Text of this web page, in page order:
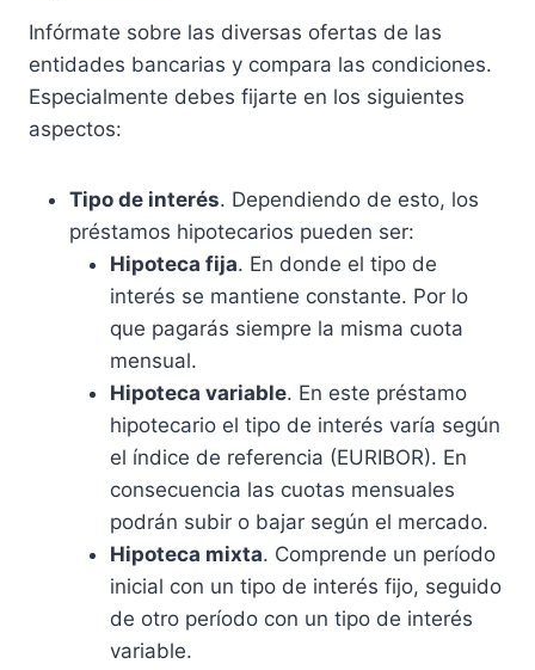
Infórmate sobre las diversas ofertas de las
entidades bancarias y compara las condiciones.
Especialmente debes fijarte en los siguientes
aspectos:
Tipo de interés. Dependiendo de esto, los
préstamos hipotecarios pueden ser:
Hipoteca fija. En donde el tipo de
interés se mantiene constante. Por lo
que pagarás siempre la misma cuota
mensual.
Hipoteca variable. En este préstamo
hipotecario el tipo de interés varía según
el índice de referencia (EURIBOR). En
consecuencia las cuotas mensuales
podrán subir o bajar según el mercado.
Hipoteca mixta. Comprende un período
inicial con un tipo de interés fijo, seguido
de otro período con un tipo de interés
variable.